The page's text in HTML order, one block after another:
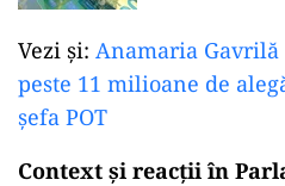
Vezi și: Anamaria Gavrilă
peste 11 milioane de
șefa POT
Context și reacții în